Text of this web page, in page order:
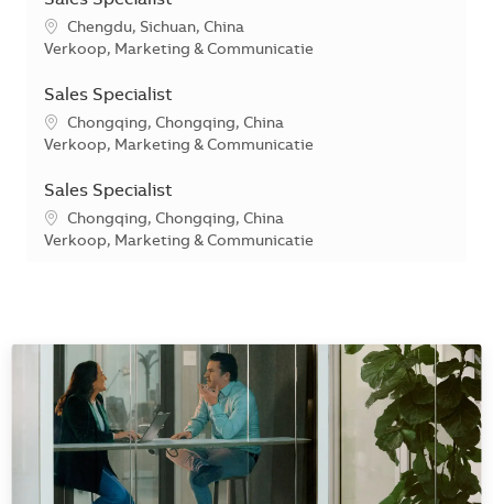
*Je kunt je voorkeurslocatie(s) selecteren tijdens de
Chengdu, Sichuan, China
Categorie
Verkoop, Marketing & Communicatie
Sales Specialist
*Je kunt je voorkeurslocatie(s) selecteren tijdens de
Chongqing, Chongqing, China
Categorie
Verkoop, Marketing & Communicatie
Sales Specialist
*Je kunt je voorkeurslocatie(s) selecteren tijdens de
Chongqing, Chongqing, China
Categorie
Verkoop, Marketing & Communicatie